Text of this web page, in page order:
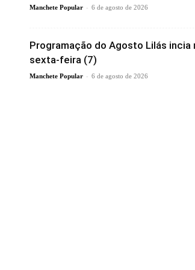
Manchete Popular - 6 de agosto de 2026
Programação do Agosto Lilás incia
sexta-feira (7)
Manchete Popular - 6 de agosto de 2026